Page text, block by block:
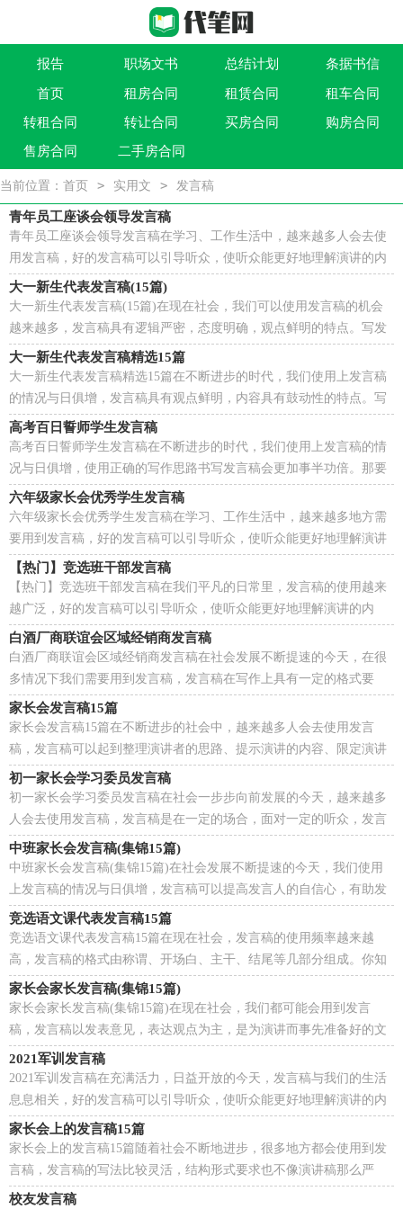
报告 职场文书 总结计划 条据书信
作文大全 实用文 祝福语 买卖类合同
借贷类合同 建筑类合同 劳动类合同 租售类合同
首页 租房合同 租赁合同
租车合同
转租合同
转让合同 买房合同
购房合同
售房合同
二手房合同
当前位置： 首页 > 实用文 > 发言稿
青年员工座谈会领导发言稿
青年员工座谈会领导发言稿在学习、工作生活中，越来越多人会去使
用发言稿，好的发言稿可以引导听众，使听众能更好地理解演讲的内
容。你知道发言稿怎样写才规范吗？下面是小编帮大家...
大一新生代表发言稿(15篇)
大一新生代表发言稿(15篇)在现在社会，我们可以使用发言稿的机会
越来越多，发言稿具有逻辑严密，态度明确，观点鲜明的特点。写发
言稿的注意事项有许多，你确定会写吗？以下是小编整理的...
大一新生代表发言稿精选15篇
大一新生代表发言稿精选15篇在不断进步的时代，我们使用上发言稿
的情况与日俱增，发言稿具有观点鲜明，内容具有鼓动性的特点。写
起发言稿来就毫无头绪？以下是小编收集整理的大一新...
高考百日誓师学生发言稿
高考百日誓师学生发言稿在不断进步的时代，我们使用上发言稿的情
况与日俱增，使用正确的写作思路书写发言稿会更加事半功倍。那要
怎么写好发言稿呢？下面是小编帮大家整理的高考百...
六年级家长会优秀学生发言稿
六年级家长会优秀学生发言稿在学习、工作生活中，越来越多地方需
要用到发言稿，好的发言稿可以引导听众，使听众能更好地理解演讲
的内容。还是对发言稿一筹莫展吗？以下是小编整理的...
【热门】竞选班干部发言稿
【热门】竞选班干部发言稿在我们平凡的日常里，发言稿的使用越来
越广泛，好的发言稿可以引导听众，使听众能更好地理解演讲的内
容。那么你有了解过发言稿吗？以下是小编为大家整理的...
白酒厂商联谊会区域经销商发言稿
白酒厂商联谊会区域经销商发言稿在社会发展不断提速的今天，在很
多情况下我们需要用到发言稿，发言稿在写作上具有一定的格式要
求。大家知道发言稿怎么写才正确吗？以下是小编为大...
家长会发言稿15篇
家长会发言稿15篇在不断进步的社会中，越来越多人会去使用发言
稿，发言稿可以起到整理演讲者的思路、提示演讲的内容、限定演讲
的速度的作用。你所见过的发言稿是什么样的呢？以下...
初一家长会学习委员发言稿
初一家长会学习委员发言稿在社会一步步向前发展的今天，越来越多
人会去使用发言稿，发言稿是在一定的场合，面对一定的听众，发言
人围绕着主题讲话的文稿。你知道发言稿怎样才能写的...
中班家长会发言稿(集锦15篇)
中班家长会发言稿(集锦15篇)在社会发展不断提速的今天，我们使用
上发言稿的情况与日俱增，发言稿可以提高发言人的自信心，有助发
言人更好地展现自己。还是对发言稿一筹莫展吗？以下...
竞选语文课代表发言稿15篇
竞选语文课代表发言稿15篇在现在社会，发言稿的使用频率越来越
高，发言稿的格式由称谓、开场白、主干、结尾等几部分组成。你知
道发言稿怎样写才规范吗？下面是小编为大家收集的竞...
家长会家长发言稿(集锦15篇)
家长会家长发言稿(集锦15篇)在现在社会，我们都可能会用到发言
稿，发言稿以发表意见，表达观点为主，是为演讲而事先准备好的文
稿。怎样写发言稿才能更好地发挥其做用呢？以下是小编收...
2021军训发言稿
2021军训发言稿在充满活力，日益开放的今天，发言稿与我们的生活
息息相关，好的发言稿可以引导听众，使听众能更好地理解演讲的内
容。为了让您在写发言稿时更加简单方便，下面是小编整...
家长会上的发言稿15篇
家长会上的发言稿15篇随着社会不断地进步，很多地方都会使用到发
言稿，发言稿的写法比较灵活，结构形式要求也不像演讲稿那么严
格，可以根据会议的内容、一件事事后的感想、需要等情...
校友发言稿